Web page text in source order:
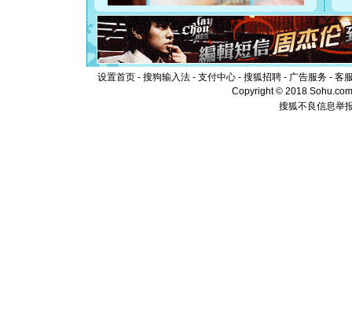
你是我
[元旦]如
起；二是
离。水晶
[元旦]当
泣，这痛
卖了。水
[春节] 风
颜！冬
设置首页 - 搜狗输入法 - 支付中心 - 搜狐招聘 - 广告服务 - 客
Copyright © 2018
搜狐不良信息举